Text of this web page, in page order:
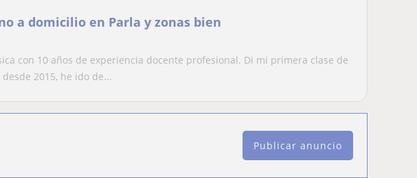
a domicilio en Parla y zonas bien
con 10 años de experiencia docente profesional. Di mi primera clase de
2015, he ido de...
Publicar anuncio